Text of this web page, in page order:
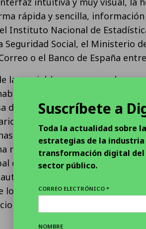
rápida y sencilla,
Instituto Nacional de
Seguridad Social, el Ministerio
o el Banco de España
las variables que se pueden
la edad media,
de desempleo, niveles de renta
o educativos, número de
llegar a las más de 250
resaltado anteriormente, los
o también de forma agregada
o provincial. Por
los municipios que más
Suscríbete a
Toda la actualidad sobre
estrategias de la
transformación digital
sector público.
CORREO ELECTRÓNICO *
NOMBRE